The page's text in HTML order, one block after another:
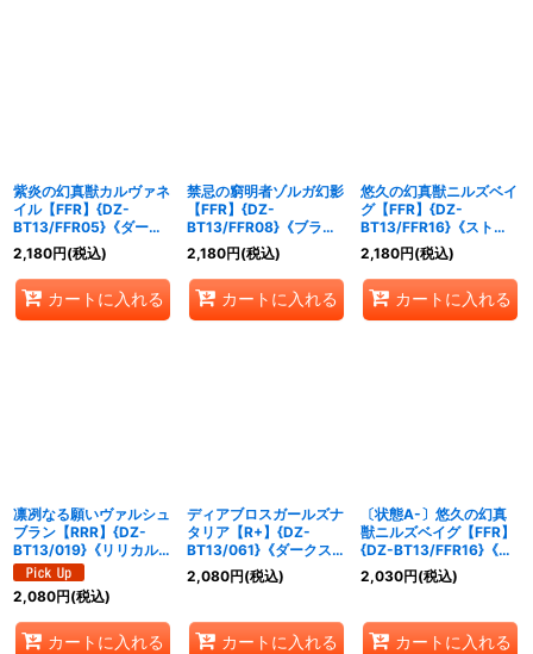
紫炎の幻真獣カルヴァネ
イル【FFR】{DZ-
BT13/FFR05}《ダーク
ステイツ》
2,180円(税込)
カートに入れる
禁忌の窮明者ゾルガ幻影
【FFR】{DZ-
BT13/FFR08}《ブラン
トゲート》
2,180円(税込)
カートに入れる
悠久の幻真獣ニルズベイ
グ【FFR】{DZ-
BT13/FFR16}《ストイ
ケイア》
2,180円(税込)
カートに入れる
凛冽なる願いヴァルシュ
ブラン【RRR】{DZ-
BT13/019}《リリカルモ
ナステリオ》
2,080円(税込)
カートに入れる
ディアブロスガールズナ
タリア【R+】{DZ-
BT13/061}《ダークステ
イツ》
2,080円(税込)
カートに入れる
〔状態A-〕悠久の幻真
獣ニルズベイグ【FFR】
{DZ-BT13/FFR16}《ス
トイケイア》
2,030円(税込)
カートに入れる